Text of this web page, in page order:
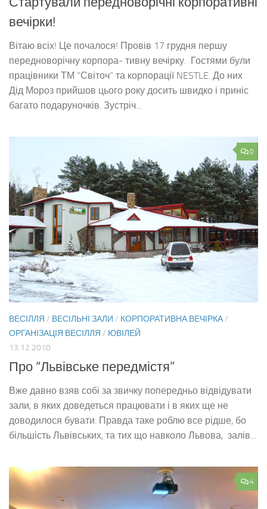
вечірки!
Вітаю всіх! Це почалося! Провів 17 грудня першу
передноворічну корпора- тивну вечірку. Гостями були
працівники ТМ “Світоч” та корпорації NESTLE. До них
Дід Мороз прийшов цього року досить швидко і приніс
багато подаруночків. Зустріч...
0
ВЕСІЛЛЯ / ВЕСІЛЬНІ ЗАЛИ / КОРПОРАТИВНА ВЕЧІРКА/
ОРГАНІЗАЦІЯ ВЕСІЛЛЯ / ЮВІЛЕЙ
13.12.2010
Про “Львівське передмістя”
Вже давно взяв собі за звичку попередньо відвідувати
зали, в яких доведеться працювати і в яких ще не
доводилося бувати. Правда таке роблю все рідше, бо
більшість Львівських, та тих що навколо Львова, залів...
4